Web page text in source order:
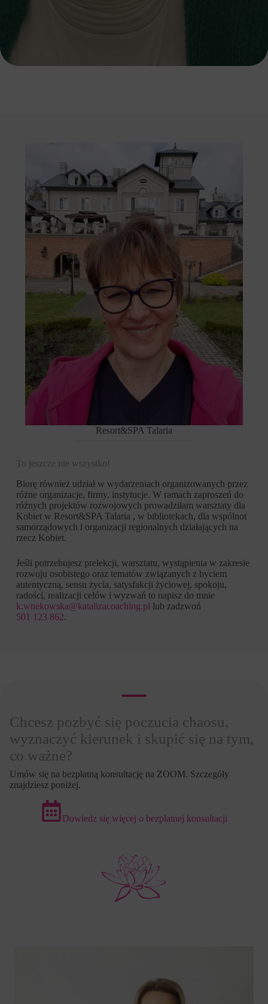
Resort&SPA Talaria
To jeszcze nie wszystko!
Biorę również udział w wydarzeniach organizowanych przez
różne organizacje, firmy, instytucje. W ramach zaproszeń do
różnych projektów rozwojowych prowadziłam warsztaty dla
Kobiet w Resort&SPA Talaria , w bibliotekach, dla wspólnot
samorządowych i organizacji regionalnych działających na
rzecz Kobiet.
Jeśli potrzebujesz prelekcji, warsztatu, wystąpienia w zakresie
rozwoju osobistego oraz tematów związanych z byciem
autentyczną, sensu życia, satysfakcji życiowej, spokoju,
radości, realizacji celów i wyzwań to napisz do mnie
k.wnekowska@katalizacoaching.pl lub zadzwoń
501 123 862.
Chcesz pozbyć się poczucia chaosu,
wyznaczyć kierunek i skupić się na tym,
co ważne?
Umów się na bezpłatną konsultację na ZOOM. Szczegóły
znajdziesz poniżej.
Dowiedz się więcej o bezpłatnej konsultacji